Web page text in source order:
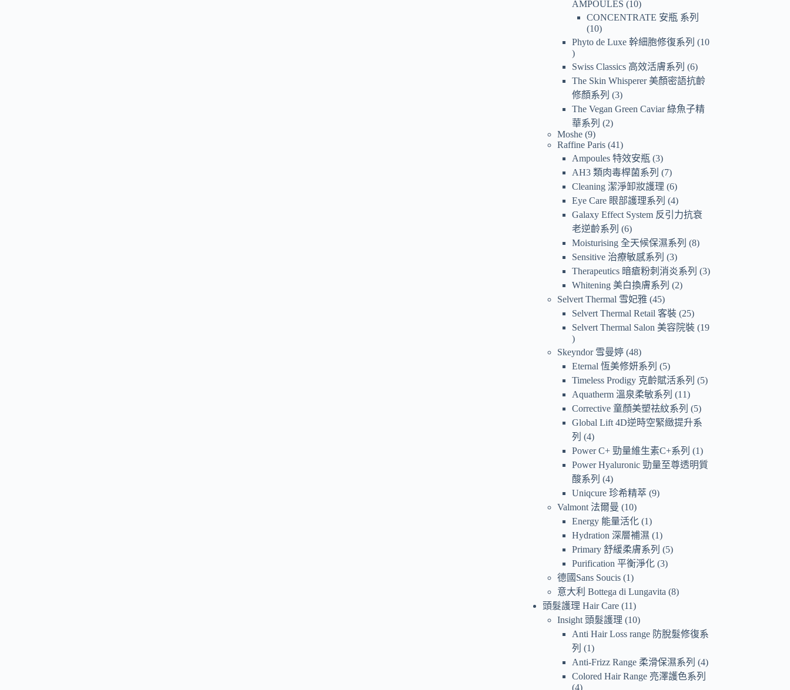
AMPOULES
10
CONCENTRATE 安瓶 系列
10
Phyto de Luxe 幹細胞修復系列
10
Swiss Classics 高效活膚系列
6
The Skin Whisperer 美顏密語抗齡
修顏系列
3
The Vegan Green Caviar 綠魚子精
華系列
2
Moshe 9
Raffine Paris 41
Ampoules 特效安瓶 3
AH3 類肉毒桿菌系列
7
Cleaning 潔淨卸妝護理 6
Eye Care 眼部護理系列
4
Galaxy Effect System 反引力抗衰
老逆齡系列
6
Moisturising 全天候保濕系列
8
Sensitive 治療敏感系列
3
Therapeutics 暗瘡粉刺消炎系列
3
Whitening 美白換膚系列
2
Selvert Thermal 雪妃雅 45
Selvert Thermal Retail 客裝 25
Selvert Thermal Salon 美容院裝 19
Skeyndor 雪曼婷 48
Eternal 恆美修妍系列
5
Timeless Prodigy 克齡賦活系列
5
Aquatherm 溫泉柔敏系列
11
Corrective 童顏美塑祛紋系列
5
Global Lift 4D逆時空緊緻提升系
列
4
Power C+ 勁量維生素C+系列
1
Power Hyaluronic 勁量至尊透明質
酸系列
4
Uniqcure 珍希精萃 9
Valmont 法爾曼
10
Energy 能量活化 1
Hydration 深層補濕
1
Primary 舒緩柔膚系列
5
Purification 平衡淨化 3
德國Sans Soucis 1
意大利 Bottega di Lungavita 8
頭髮護理 Hair Care 11
Insight 頭髮護理
10
Anti Hair Loss range 防脫髮修復系
列
1
Anti-Frizz Range 柔滑保濕系列
4
Colored Hair Range 亮澤護色系列
4